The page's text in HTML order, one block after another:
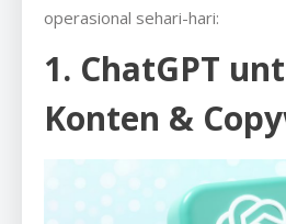
operasional sehari-hari:
1. ChatGPT
Konten &